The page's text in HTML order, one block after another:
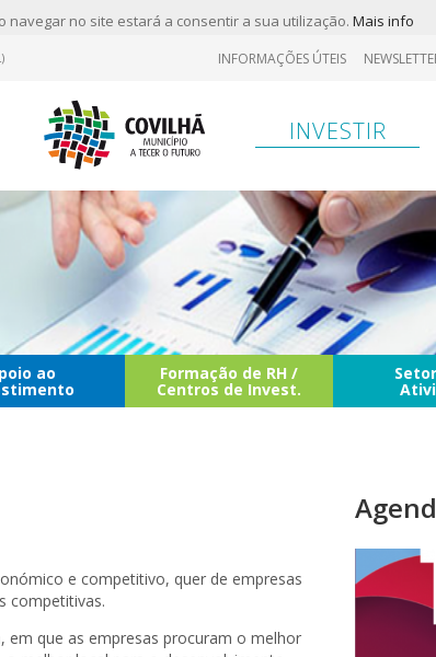
navegar no site estará a consentir a sua utilização. Mais info
INFORMAÇÕES ÚTEIS
INVESTIR
ao Formação de RH /
Centros de Invest.
e competitivo, quer de empresas
competitivas.
em que as empresas procuram o melhor